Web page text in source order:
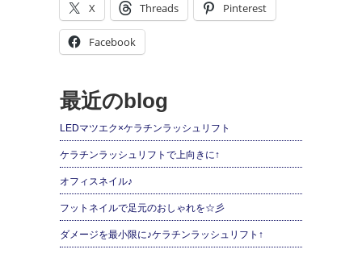
X Threads Pinterest
Facebook
最近のblog
LEDマツエク×ケラチンラッシュリフト
ケラチンラッシュリフトで上向きに↑
オフィスネイル♪
フットネイルで足元のおしゃれを☆彡
ダメージを最小限に♪ケラチンラッシュリフト↑